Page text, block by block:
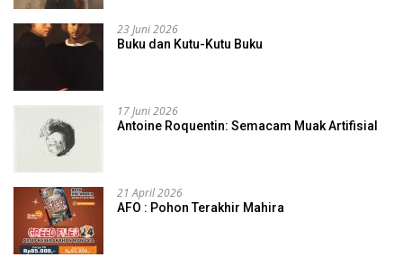
23 Juni 2026
Buku dan Kutu-Kutu Buku
17 Juni 2026
Antoine Roquentin: Semacam Muak Artifisial
21 April 2026
AFO : Pohon Terakhir Mahira